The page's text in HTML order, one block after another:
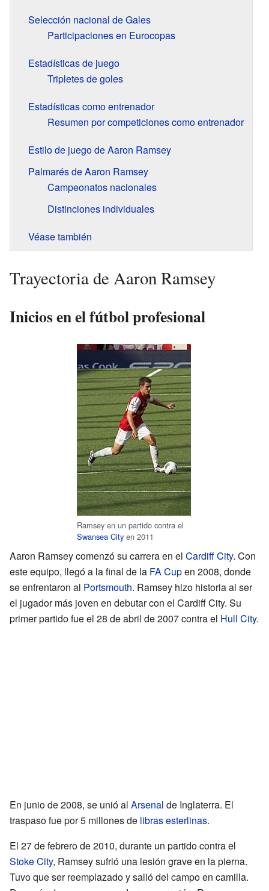
Selección nacional de Gales
Participaciones en Eurocopas
Estadísticas de juego
Tripletes de goles
Estadísticas como entrenador
Resumen por competiciones como entrenador
Estilo de juego de Aaron Ramsey
Palmarés de Aaron Ramsey
Campeonatos nacionales
Distinciones individuales
Véase también
Trayectoria de Aaron Ramsey
Inicios en el fútbol profesional
Ramsey en un partido contra el
Swansea City en 2011
Aaron Ramsey comenzó su carrera en el Cardiff City. Con
este equipo, llegó a la final de la FA Cupen 2008, donde
se enfrentaron al Portsmouth. Ramsey hizo historia al ser
el jugador más joven en debutar con el Cardiff City. Su
primer partido fue el 28 de abril de 2007 contra el Hull City.
En junio de 2008, se unió al Arsenal de Inglaterra. El
traspaso fue por 5 millones de libras esterlinas.
El 27 de febrero de 2010, durante un partido contra el
Stoke City, Ramsey sufrió una lesión grave en la pierna.
Tuvo que ser reemplazado y salió del campo en camilla.